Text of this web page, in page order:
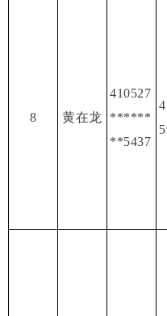
8 黄在龙
410527
******
**5437